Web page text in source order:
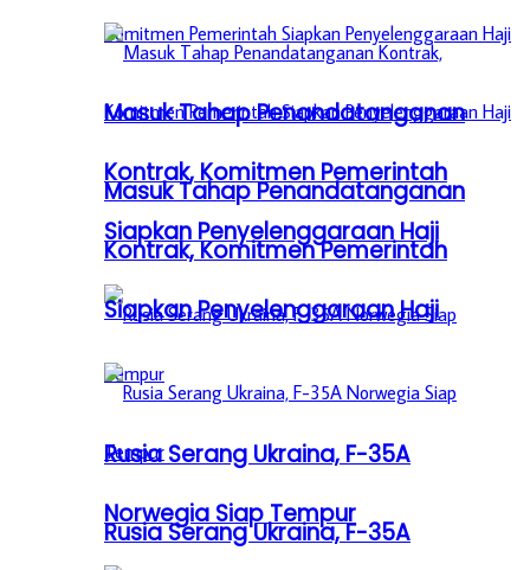
Masuk Tahap Penandatanganan
Kontrak, Komitmen Pemerintah
Siapkan Penyelenggaraan Haji
Rusia Serang Ukraina, F-35A
Norwegia Siap Tempur
Masuk Tahap Penandatanganan
Kontrak, Komitmen Pemerintah
Siapkan Penyelenggaraan Haji
Rusia Serang Ukraina, F-35A